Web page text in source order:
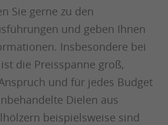
Sie gerne zu den
und geben Ihnen
Insbesondere bei
die Preisspanne groß,
und für jedes Budget
Dielen aus
beispielsweise sind